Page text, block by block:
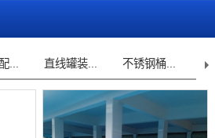
... 直线罐装... 不锈钢桶...